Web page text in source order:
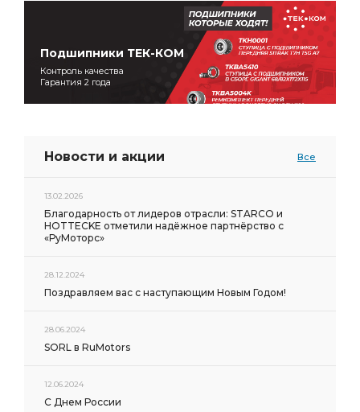
Подшипники ТЕК-КОМ
Контроль качества
Гарантия 2 года
Новости и акции Все
13.02.2026
Благодарность от лидеров отрасли: STARCO и
HOTTECKE отметили надёжное партнёрство с
«РуМоторс»
28.12.2024
Поздравляем вас с наступающим Новым Годом!
28.06.2024
SORL в RuMotors
12.06.2024
С Днем России